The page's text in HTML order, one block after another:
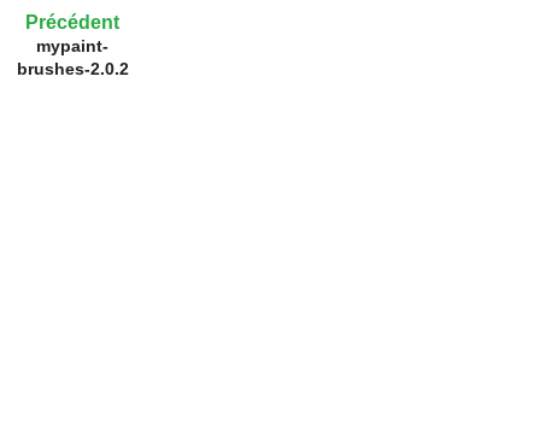
Précédent
mypaint-
brushes-2.0.2